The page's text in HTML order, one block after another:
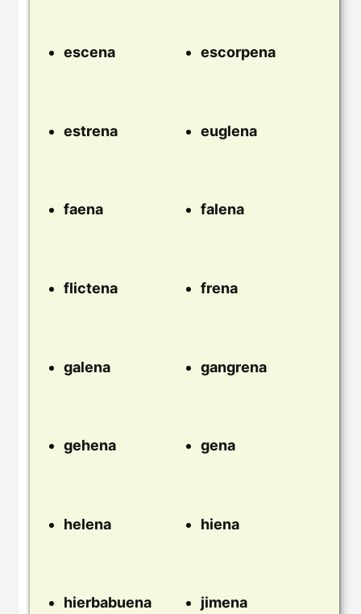
escena escorpena
estrena euglena
faena falena
flictena frena
galena gangrena
gehena gena
helena hiena
hierbabuena jimena